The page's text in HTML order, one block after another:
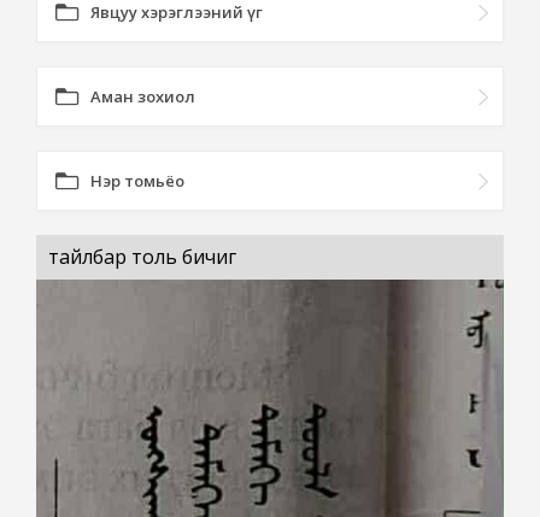
Явцуу хэрэглээний үг
Аман зохиол
Нэр томьёо
тайлбар толь бичиг